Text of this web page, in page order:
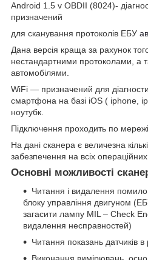
Android 1.5 v OBDII (8024)-
призначений
для сканування протоколів ЕБУ
Дана версія краща за рахунок
нестандартними протоколами, а
автомобілями.
WiFi — призначений для
смартфона на базі iOS ( iphone,
ноутубк.
Підключення проходить по
На дані сканера є величезна
забезпечення на всіх
Основні можливості
Читання і видалення
блоку управління двигуном
загасити лампу MIL – Check
видалення несправностей)
Читання показань датчиків